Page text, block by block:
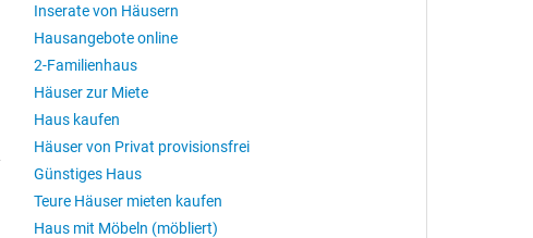
Inserate von Häusern
Hausangebote online
2-Familienhaus
Häuser zur Miete
Haus kaufen
Häuser von Privat provisionsfrei
Günstiges Haus
Teure Häuser mieten kaufen
Haus mit Möbeln (möbliert)